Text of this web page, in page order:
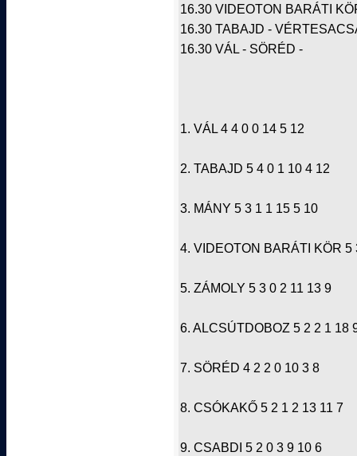
16.30 VIDEOTON BARÁTI
16.30 TABAJD -
16.30 VÁL - SÖRÉD -
1. VÁL 4 4 0 0 14 5 12
2. TABAJD 5 4 0 1 10 4 12
3. MÁNY 5 3 1 1 15 5 10
4. VIDEOTON BARÁTI KÖR 5
5. ZÁMOLY 5 3 0 2 11 13 9
6. ALCSÚTDOBOZ 5 2 2 1 18
7. SÖRÉD 4 2 2 0 10 3 8
8. CSÓKAKŐ 5 2 1 2 13 11 7
9. CSABDI 5 2 0 3 9 10 6